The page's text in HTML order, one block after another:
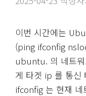
이번 시간에는
(ping ifconfig
ubuntu. 의 네트
게 타겟 ip 를 통신
ifconfig 는 현재 네